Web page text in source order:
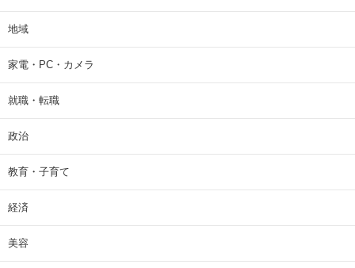
地域
家電・PC・カメラ
就職・転職
政治
教育・子育て
経済
美容